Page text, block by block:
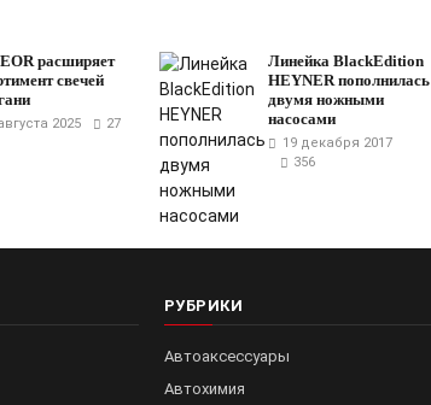
расширяет
свечей
2025 27
Линейка BlackEdition
HEYNER пополнилась
двумя ножными
насосами
19 декабря 2017
356
РУБРИКИ
Автоаксессуары
Автохимия